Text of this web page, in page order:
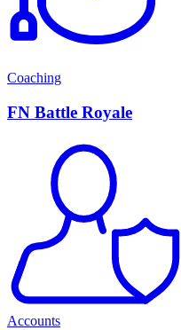
Coaching
FN Battle Royale
Accounts